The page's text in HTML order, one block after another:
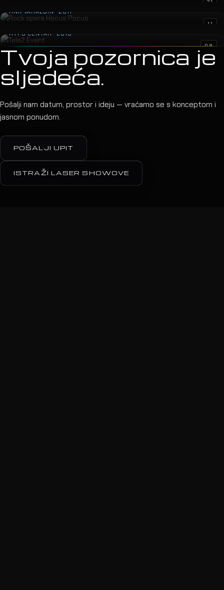
21
HNK VARAŽDIN · 2011
11
Tele2 Event
HYPO CENTAR · 2010
08
Tvoja pozornica je
sljedeća.
Pošalji nam datum, prostor i ideju — vraćamo se s konceptom i
jasnom ponudom.
POŠALJI UPIT
ISTRAŽI LASER SHOWOVE